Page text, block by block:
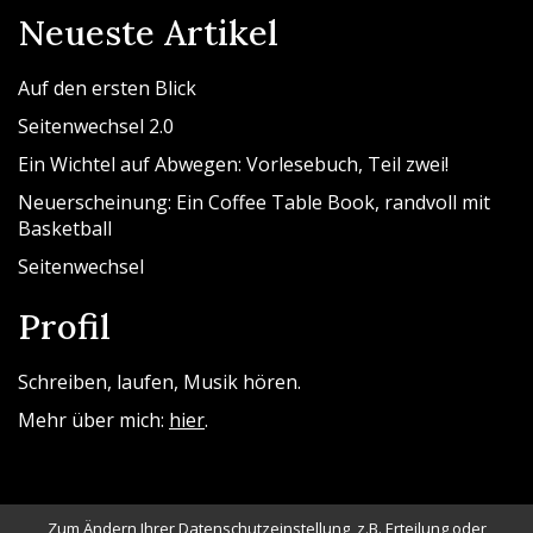
Neueste Artikel
Auf den ersten Blick
Seitenwechsel 2.0
Ein Wichtel auf Abwegen: Vorlesebuch, Teil zwei!
Neuerscheinung: Ein Coffee Table Book, randvoll mit
Basketball
Seitenwechsel
Profil
Schreiben, laufen, Musik hören.
Mehr über mich: hier.
Zum Ändern Ihrer Datenschutzeinstellung, z.B. Erteilung oder